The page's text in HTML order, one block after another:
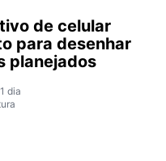
de celular
para desenhar
planejados
dia